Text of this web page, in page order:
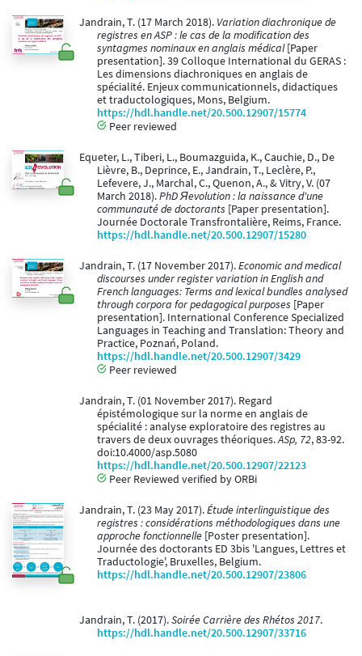
Jandrain, T. (17 March 2018). Variation diachronique de
registres en ASP : le cas de la modification des
syntagmes nominaux en anglais médical[Paper
presentation]. 39 Colloque International du GERAS :
Les dimensions diachroniques en anglais de
spécialité. Enjeux communicationnels, didactiques
et traductologiques, Mons, Belgium.
https://hdl.handle.net/20.500.12907/15774
Peer reviewed
Equeter, L., Tiberi, L., Boumazguida, K., Cauchie, D., De
Lièvre, B., Deprince, E., Jandrain, T., Leclère, P.,
Lefevere, J., Marchal, C., Quenon, A., & Vitry, V. (07
March 2018).PhD Яevolution : la naissance d'une
communauté de doctorants [Paper presentation].
Journée Doctorale Transfrontalière, Reims, France.
https://hdl.handle.net/20.500.12907/15280
Jandrain, T. (17 November 2017).Economic and medical
discourses under register variation in English and
French languages: Terms and lexical bundles analysed
through corpora for pedagogical purposes [Paper
presentation]. International Conference Specialized
Languages in Teaching and Translation: Theory and
Practice, Poznań, Poland.
https://hdl.handle.net/20.500.12907/3429
Peer reviewed
Jandrain, T. (01 November 2017). Regard
épistémologique sur la norme en anglais de
spécialité : analyse exploratoire des registres au
travers de deux ouvrages théoriques.ASp, 72, 83-92.
doi:10.4000/asp.5080
https://hdl.handle.net/20.500.12907/22123
Peer Reviewed verified by ORBi
Jandrain, T. (23 May 2017).Étude interlinguistique des
registres : considérations méthodologiques dans une
approche fonctionnelle [Poster presentation].
Journée des doctorants ED 3bis 'Langues, Lettres et
Traductologie', Bruxelles, Belgium.
https://hdl.handle.net/20.500.12907/23806
Jandrain, T. (2017).Soirée Carrière des Rhétos 2017.
https://hdl.handle.net/20.500.12907/33716